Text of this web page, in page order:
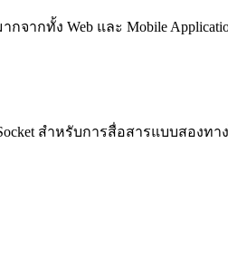
กจากทั้ง Web และ Mobile
สำหรับการสื่อสารแบบสองทา